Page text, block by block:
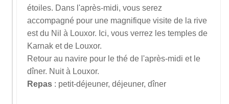
étoiles. Dans l'après-midi, vous serez
accompagné pour une magnifique visite de la rive
est du Nil à Louxor. Ici, vous verrez les temples de
Karnak et de Louxor.
Retour au navire pour le thé de l'après-midi et le
dîner. Nuit à Louxor.
Repas : petit-déjeuner, déjeuner, dîner